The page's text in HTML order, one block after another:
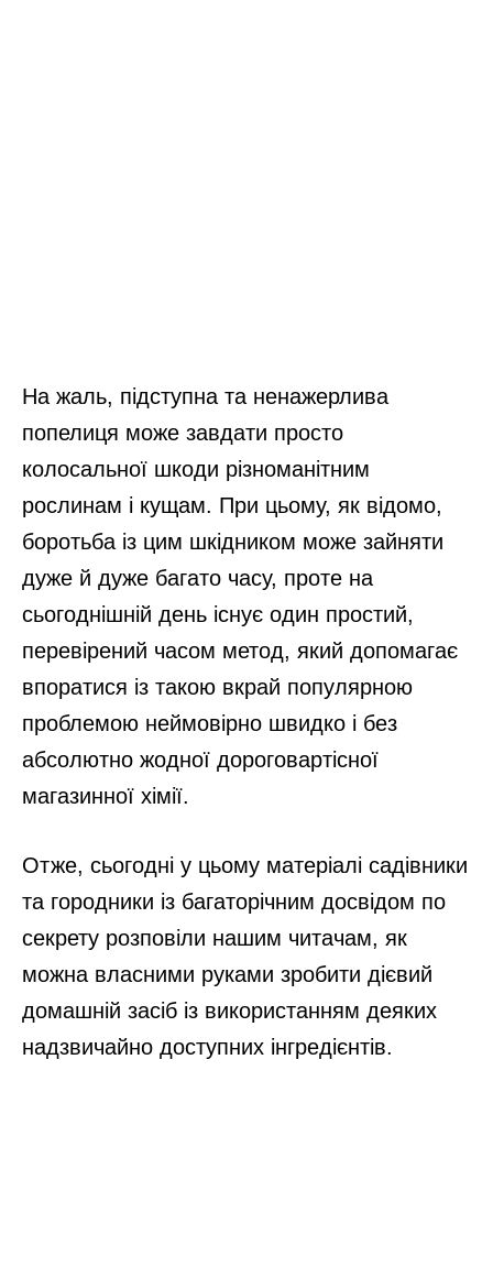
На жаль, підступна та ненажерлива
попелиця може завдати просто
колосальної шкоди різноманітним
рослинам і кущам. При цьому, як відомо,
боротьба із цим шкідником може зайняти
дуже й дуже багато часу, проте на
сьогоднішній день існує один простий,
перевірений часом метод, який допомагає
впоратися із такою вкрай популярною
проблемою неймовірно швидко і без
абсолютно жодної дороговартісної
магазинної хімії.
Отже, сьогодні у цьому матеріалі садівники
та городники із багаторічним досвідом по
секрету розповіли нашим читачам, як
можна власними руками зробити дієвий
домашній засіб із використанням деяких
надзвичайно доступних інгредієнтів.